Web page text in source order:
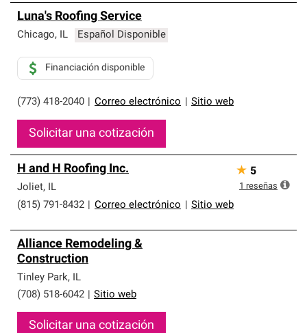
Luna's Roofing Service
Chicago, IL Español Disponible
(773) 418-2040 Correo electrónico Sitio web
Financiación disponible
Solicitar una cotización
H and H Roofing Inc.
Joliet, IL
(815) 791-8432
Correo electrónico Sitio web
★ 5
1 reseñas
Alliance Remodeling &
Construction
Tinley Park, IL
(708) 518-6042
Sitio web
Solicitar una cotización